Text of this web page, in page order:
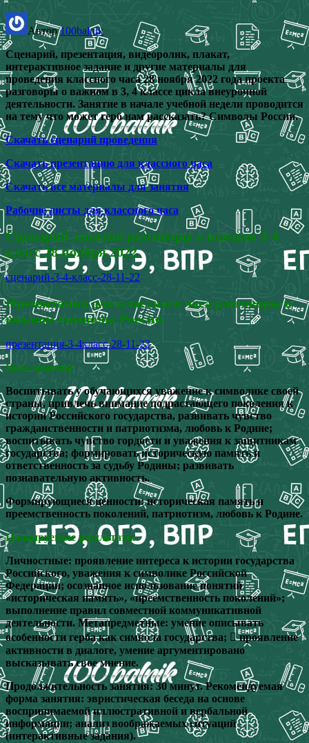
Автор100balnik
Сценарий, презентация, видеоролик, плакат,
интерактивное задание и другие материалы для
проведения классного часа 28 ноября 2022 года проекта
разговоры о важном в 3, 4 классе цикла внеурочной
деятельности. Занятие в начале учебной недели проводится
на тему что может герб нам рассказать? Символы России.
Скачать сценарий проведения
Скачать презентацию для классного часа
Скачать все материалы для занятия
Рабочие листы для классного часа
Сценарий занятия разговоры о важном 3-4
класс 28 ноября 2022
сценарий-3-4-класс-28-11-22
Презентация для классного часа разговоры о
важном символы России
презентация-3-4класс-28-11-22
Цель занятия
Воспитывать у обучающихся уважение к символике своей
страны, привлечь внимание подрастающего поколения к
истории Российского государства, развивать чувство
гражданственности и патриотизма, любовь к Родине;
воспитывать чувство гордости и уважения к защитникам
государства; формировать историческую память и
ответственность за судьбу Родины; развивать
познавательную активность.
Формирующиеся ценности: историческая память и
преемственность поколений, патриотизм, любовь к Родине.
Планируемые результаты
Личностные: проявление интереса к истории государства
Российского, уважения к символике Российской
Федерации; осознанное использование понятий
«историческая память», «преемственность поколений»;
выполнение правил совместной коммуникативной
деятельности. Метапредметные: умение описывать
особенности герба как символа государства;  проявление
активности в диалоге, умение аргументировано
высказывать свое мнение.
Продолжительность занятия: 30 минут. Рекомендуемая
форма занятия: эвристическая беседа на основе
воспринимаемой иллюстративной и вербальной
информации; анализ воображаемых ситуаций
(интерактивные задания).